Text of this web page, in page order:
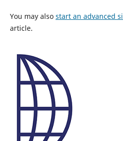
You may also start an advanced
article.